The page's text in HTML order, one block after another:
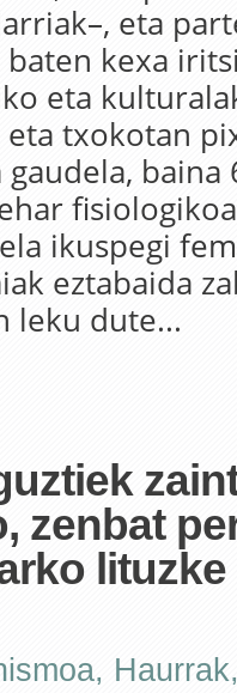
eta
kexa
eta
txokotan
baina
ikuspegi
eztabaida
leku dute...
zenbat
, Haurrak